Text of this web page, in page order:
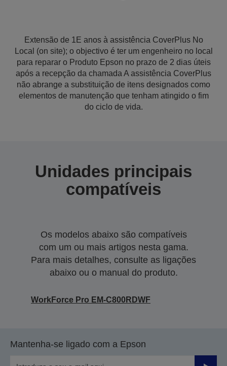
Extensão de 1E anos à assistência CoverPlus No
Local (on site); o objectivo é ter um engenheiro no local
para reparar o Produto Epson no prazo de 2 dias úteis
após a recepção da chamada A assistência CoverPlus
não abrange a substituição de itens designados como
elementos de manutenção que tenham atingido o fim
do ciclo de vida.
Unidades principais
compatíveis
Os modelos abaixo são compatíveis
com um ou mais artigos nesta gama.
Para mais detalhes, consulte as ligações
abaixo ou o manual do produto.
WorkForce Pro EM-C800RDWF
Mantenha-se ligado com a Epson